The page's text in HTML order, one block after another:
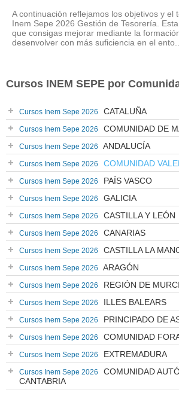
A continuación reflejamos los objetivos y el
Inem Sepe 2026 Gestión de Tesorería.
que consigas mejorar mediante la
desenvolver con más suficiencia en el ento...
Cursos INEM SEPE por
Cursos Inem Sepe 2026 CATALUÑA
Cursos Inem Sepe 2026 COMUNIDAD DE
Cursos Inem Sepe 2026 ANDALUCÍA
Cursos Inem Sepe 2026 COMUNIDAD
Cursos Inem Sepe 2026 PAÍS VASCO
Cursos Inem Sepe 2026 GALICIA
Cursos Inem Sepe 2026 CASTILLA Y LEÓN
Cursos Inem Sepe 2026 CANARIAS
Cursos Inem Sepe 2026 CASTILLA LA
Cursos Inem Sepe 2026 ARAGÓN
Cursos Inem Sepe 2026 REGIÓN DE
Cursos Inem Sepe 2026 ILLES BALEARS
Cursos Inem Sepe 2026 PRINCIPADO DE
Cursos Inem Sepe 2026 COMUNIDAD
Cursos Inem Sepe 2026 EXTREMADURA
Cursos Inem Sepe 2026
COMUNIDAD
CANTABRIA